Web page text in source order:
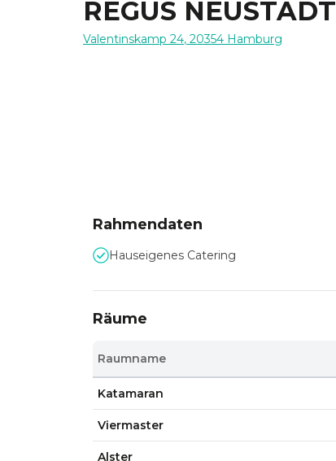
REGUS NEUSTADT
Valentinskamp 24, 20354 Hamburg
Rahmendaten
Hauseigenes Catering
Räume
Raumname
Katamaran
Viermaster
Alster